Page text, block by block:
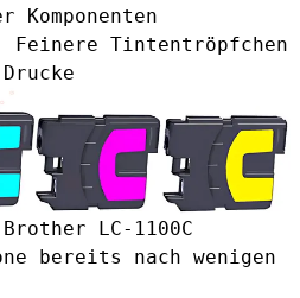
Feinere Tintentröpfchen
LC-1100C
bereits nach wenigen